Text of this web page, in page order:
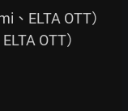
ELTA OTT）
OTT）